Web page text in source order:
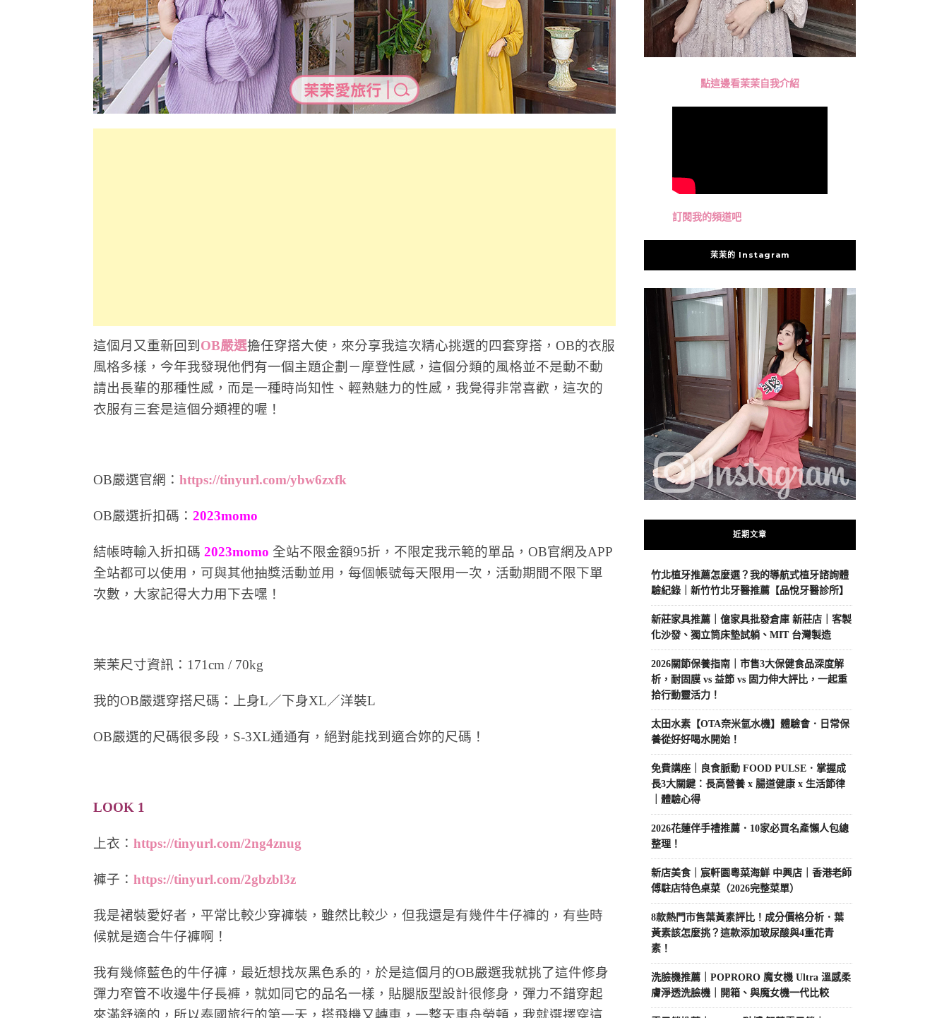
這個月又重新回到 OB嚴選擔任穿搭大使，來分享我這次精心挑選的四套穿搭，OB的衣服
風格多樣，今年我發現他們有一個主題企劃－摩登性感，這個分類的風格並不是動不動
請出長輩的那種性感，而是一種時尚知性、輕熟魅力的性感，我覺得非常喜歡，這次的
衣服有三套是這個分類裡的喔！
OB嚴選官網： https://tinyurl.com/ybw6zxfk
OB嚴選折扣碼： 2023momo
結帳時輸入折扣碼 2023momo 全站不限金額95折，不限定我示範的單品，OB官網及APP
全站都可以使用，可與其他抽獎活動並用，每個帳號每天限用一次，活動期間不限下單
次數，大家記得大力用下去嘿！
茉茉尺寸資訊：171cm / 70kg
我的OB嚴選穿搭尺碼：上身L／下身XL／洋裝L
OB嚴選的尺碼很多段，S-3XL通通有，絕對能找到適合妳的尺碼！
LOOK 1
上衣： https://tinyurl.com/2ng4znug
褲子： https://tinyurl.com/2gbzbl3z
我是裙裝愛好者，平常比較少穿褲裝，雖然比較少，但我還是有幾件牛仔褲的，有些時
候就是適合牛仔褲啊！
我有幾條藍色的牛仔褲，最近想找灰黑色系的，於是這個月的OB嚴選我就挑了這件修身
彈力窄管不收邊牛仔長褲，就如同它的品名一樣，貼腿版型設計很修身，彈力不錯穿起
來滿舒適的，所以泰國旅行的第一天，搭飛機又轉車，一整天車舟勞頓，我就選擇穿這
點這邊看茉茉自我介紹
訂閱我的頻道吧
茉茉的 Instagram
近期文章
竹北植牙推薦怎麼選？我的導航式植牙諮詢體
驗紀錄｜新竹竹北牙醫推薦【品悅牙醫診所】
新莊家具推薦｜億家具批發倉庫 新莊店｜客製
化沙發、獨立筒床墊試躺、MIT 台灣製造
2026關節保養指南｜市售3大保健食品深度解
析，耐固膜 vs 益節 vs 固力伸大評比，一起重
拾行動靈活力！
太田水素【OTA奈米氫水機】體驗會．日常保
養從好好喝水開始！
免費講座｜良食脈動 FOOD PULSE．掌握成
長3大關鍵：長高營養 x 腸道健康 x 生活節律
｜體驗心得
2026花蓮伴手禮推薦．10家必買名產懶人包總
整理！
新店美食｜宸軒園粵菜海鮮 中興店｜香港老師
傅駐店特色桌菜（2026完整菜單）
8款熱門市售葉黃素評比！成分價格分析．葉
黃素該怎麼挑？這款添加玻尿酸與4重花青
素！
洗臉機推薦｜POPRORO 魔女機 Ultra 溫感柔
膚淨透洗臉機｜開箱、與魔女機一代比較